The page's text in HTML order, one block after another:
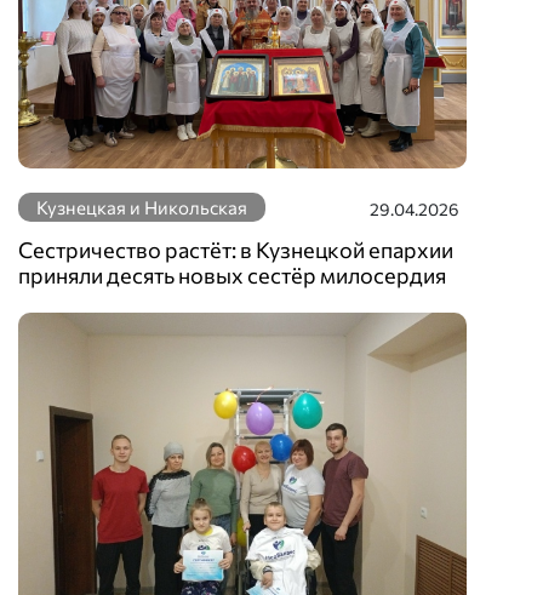
Кузнецкая и Никольская 29.04.2026
Сестричество растёт: в Кузнецкой епархии
приняли десять новых сестёр милосердия